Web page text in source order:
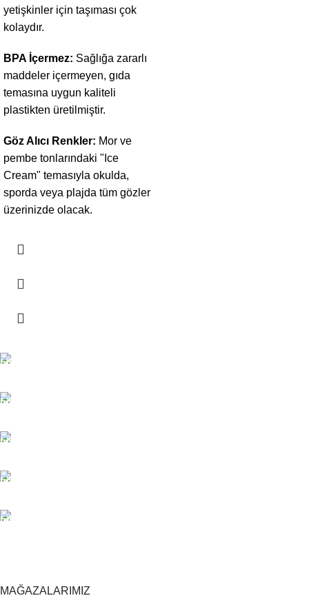
yetişkinler için taşıması çok
kolaydır.
BPA İçermez: Sağlığa zararlı
maddeler içermeyen, gıda
temasına uygun kaliteli
plastikten üretilmiştir.
Göz Alıcı Renkler: Mor ve
pembe tonlarındaki "Ice
Cream" temasıyla okulda,
sporda veya plajda tüm gözler
üzerinizde olacak.
MAĞAZALARIMIZ